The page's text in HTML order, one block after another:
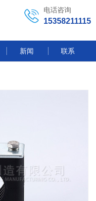
电话咨询
15358211115
新闻 联系